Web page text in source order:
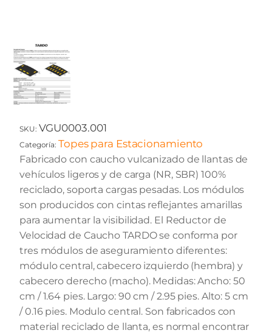
SKU: VGU0003.001
Categoría: Topes para Estacionamiento
Fabricado con caucho vulcanizado de llantas de
vehículos ligeros y de carga (NR, SBR) 100%
reciclado, soporta cargas pesadas. Los módulos
son producidos con cintas reflejantes amarillas
para aumentar la visibilidad. El Reductor de
Velocidad de Caucho TARDO se conforma por
tres módulos de aseguramiento diferentes:
módulo central, cabecero izquierdo (hembra) y
cabecero derecho (macho). Medidas: Ancho: 50
cm / 1.64 pies. Largo: 90 cm / 2.95 pies. Alto: 5 cm
/ 0.16 pies. Modulo central. Son fabricados con
material reciclado de llanta, es normal encontrar